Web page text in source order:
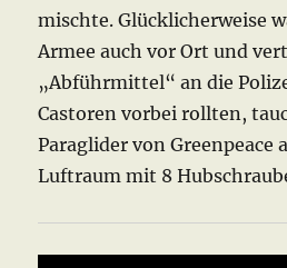
mischte. Glücklicherweise
Armee auch vor Ort und
„Abführmittel“ an die
Castoren vorbei rollten,
Paraglider von Greenpeace
Luftraum mit 8